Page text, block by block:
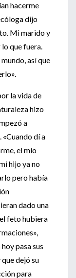
hacerme
dijo
Mi marido y
que fuera.
así que
la vida de
hizo
a
dí a
el mío
hijo ya no
pero había
dado una
feto hubiera
pasa sus
dejó su
para